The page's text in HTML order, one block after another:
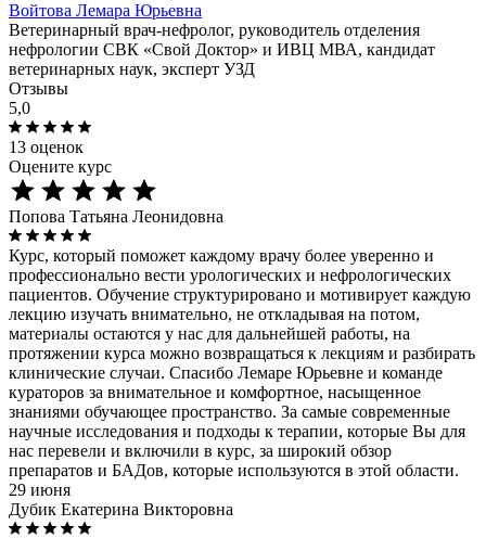
Войтова Лемара Юрьевна
Ветеринарный врач-нефролог, руководитель отделения
нефрологии СВК «Свой Доктор» и ИВЦ МВА, кандидат
ветеринарных наук, эксперт УЗД
Отзывы
5,0
13 оценок
Оцените курс
Попова Татьяна Леонидовна
Курс, который поможет каждому врачу более уверенно и
профессионально вести урологических и нефрологических
пациентов. Обучение структурировано и мотивирует каждую
лекцию изучать внимательно, не откладывая на потом,
материалы остаются у нас для дальнейшей работы, на
протяжении курса можно возвращаться к лекциям и разбирать
клинические случаи. Спасибо Лемаре Юрьевне и команде
кураторов за внимательное и комфортное, насыщенное
знаниями обучающее пространство. За самые современные
научные исследования и подходы к терапии, которые Вы для
нас перевели и включили в курс, за широкий обзор
препаратов и БАДов, которые используются в этой области.
29 июня
Дубик Екатерина Викторовна